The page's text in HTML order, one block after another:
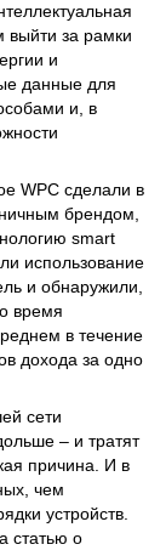
выйти за рамки
и
данные для
и, в
WPC сделали в
брендом,
smart
использование
и обнаружили,
время
в течение
дохода за одно
сети
– и тратят
причина. И в
чем
устройств.
статью о